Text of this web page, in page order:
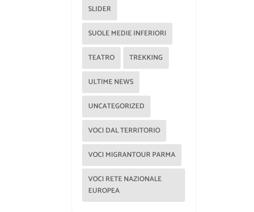
SLIDER
SUOLE MEDIE INFERIORI
TEATRO TREKKING
ULTIME NEWS
UNCATEGORIZED
VOCI DAL TERRITORIO
VOCI MIGRANTOUR PARMA
VOCI RETE NAZIONALE
EUROPEA